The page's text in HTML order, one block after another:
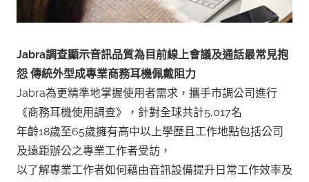
Jabra調查顯示音訊品質為目前線上會議及通話最常見抱
怨 傳統外型成專業商務耳機佩戴阻力
Jabra為更精準地掌握使用者需求，攜手市調公司進行
《商務耳機使用調查》，針對全球共計5,017名
年齡18歲至65歲擁有高中以上學歷且工作地點包括公司
及遠距辦公之專業工作者受訪，
以了解專業工作者如何藉由音訊設備提升日常工作效率及